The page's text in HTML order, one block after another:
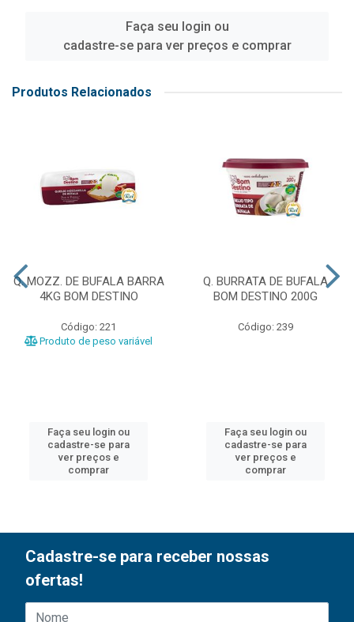
Faça seu login ou
cadastre-se para ver preços e comprar
Produtos Relacionados
Q. MOZZ. DE BUFALA BARRA
4KG BOM DESTINO
Código: 221
Produto de peso variável
Faça seu login ou
cadastre-se para
ver preços e
comprar
Q. BURRATA DE BUFALA
BOM DESTINO 200G
Código: 239
Faça seu login ou
cadastre-se para
ver preços e
comprar
Cadastre-se para receber nossas
ofertas!